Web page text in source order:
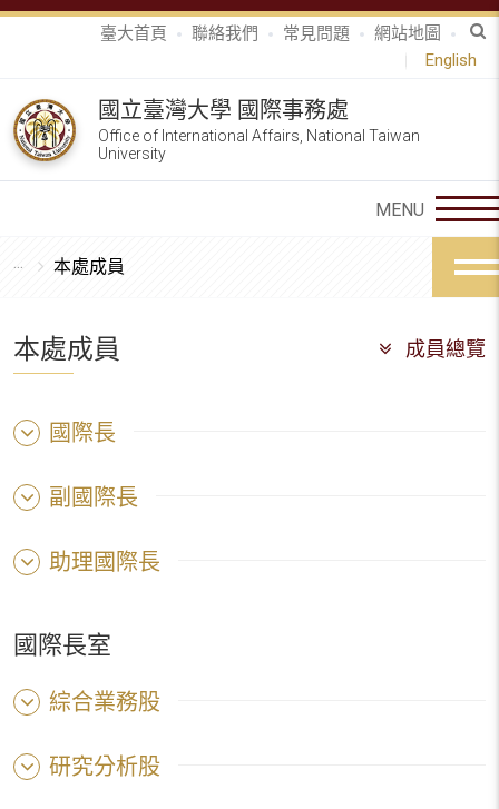
臺大首頁 聯絡我們 常見問題
網站地圖
English
國立臺灣大學 國際事務處
Office of International Affairs, National Taiwan
University
本處成員
本處成員 成員總覽
國際長
副國際長
助理國際長
國際長室
綜合業務股
研究分析股